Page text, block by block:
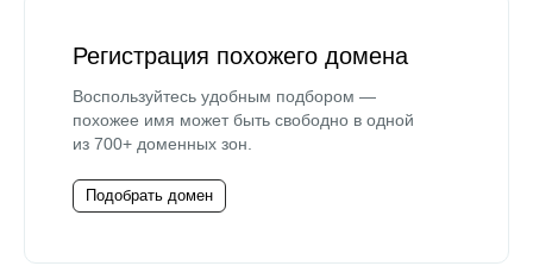
Регистрация похожего домена
Воспользуйтесь удобным подбором —
похожее имя может быть свободно в одной
из 700+ доменных зон.
Подобрать домен